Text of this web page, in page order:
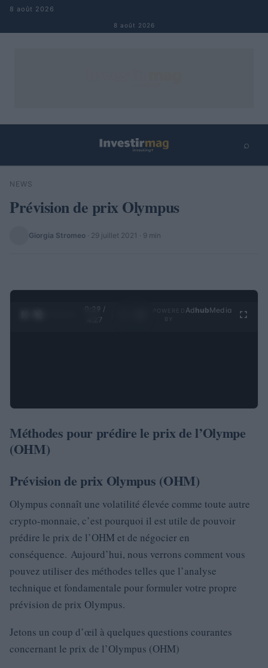
Aller au contenu
8 août 2026
8 août 2026
⌕
Rechercher
NEWS
Prévision de prix Olympus
Giorgia Stromeo · 29 juillet 2021 · 9 min
0:30 /
4:27
Ad hubMedia
Méthodes pour prédire le prix de l’Olympe
(OHM)
Prévision de prix Olympus (OHM)
Olympus connaît une volatilité élevée comme toute autre
crypto-monnaie, c’est pourquoi il est utile de pouvoir
prédire le prix de l’OHM et de négocier en
conséquence. Aujourd’hui, nous verrons comment vous
pouvez utiliser des méthodes telles que l’analyse
technique et fondamentale pour formuler votre propre
prévision de prix Olympus.
Jetons un coup d’œil à quelques questions courantes
concernant le prix de l’Olympus (OHM)